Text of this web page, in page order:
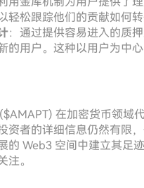
轻松跟踪他们的贡献如何转
：通过提供容易进入的质
的用户。这种以用户为中
在加密货币领域
资者的详细信息仍然有限
的 Web3 空间中建立其足
注。